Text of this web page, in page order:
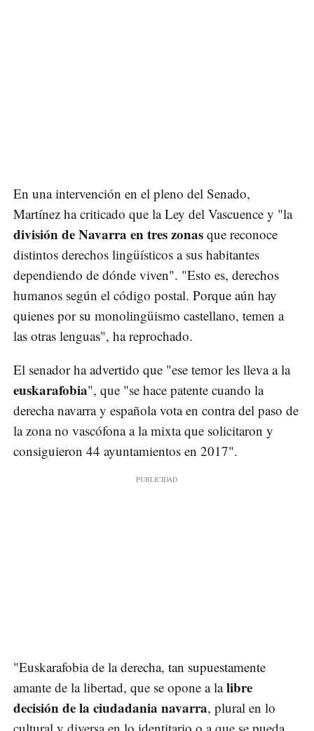
En una intervención en el pleno del Senado,
Martínez ha criticado que la Ley del Vascuence y "la
división de Navarra en tres zonas que reconoce
distintos derechos lingüísticos a sus habitantes
dependiendo de dónde viven". "Esto es, derechos
humanos según el código postal. Porque aún hay
quienes por su monolingüismo castellano, temen a
las otras lenguas", ha reprochado.
El senador ha advertido que "ese temor les lleva a la
euskarafobia", que "se hace patente cuando la
derecha navarra y española vota en contra del paso de
la zona no vascófona a la mixta que solicitaron y
consiguieron 44 ayuntamientos en 2017".
"Euskarafobia de la derecha, tan supuestamente
amante de la libertad, que se opone a lalibre
decisión de la ciudadania navarra, plural en lo